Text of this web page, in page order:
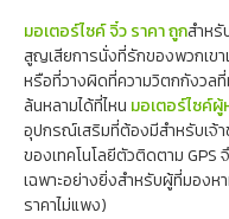
มอเตอร์ไซค์ จิ๋ว ราคา ถูกสำหรั
สูญเสียการนั่งที่รักของพวกเขา
หรือที่วางผิดที่ความวิตกกังวล
ล้นหลามได้ที่ไหน มอเตอร์ไซค์
อุปกรณ์เสริมที่ต้องมีสำหรับเจ้
ของเทคโนโลยีตัวติดตาม GPS
เฉพาะอย่างยิ่งสำหรับผู้ที่มองห
ราคาไม่แพง)